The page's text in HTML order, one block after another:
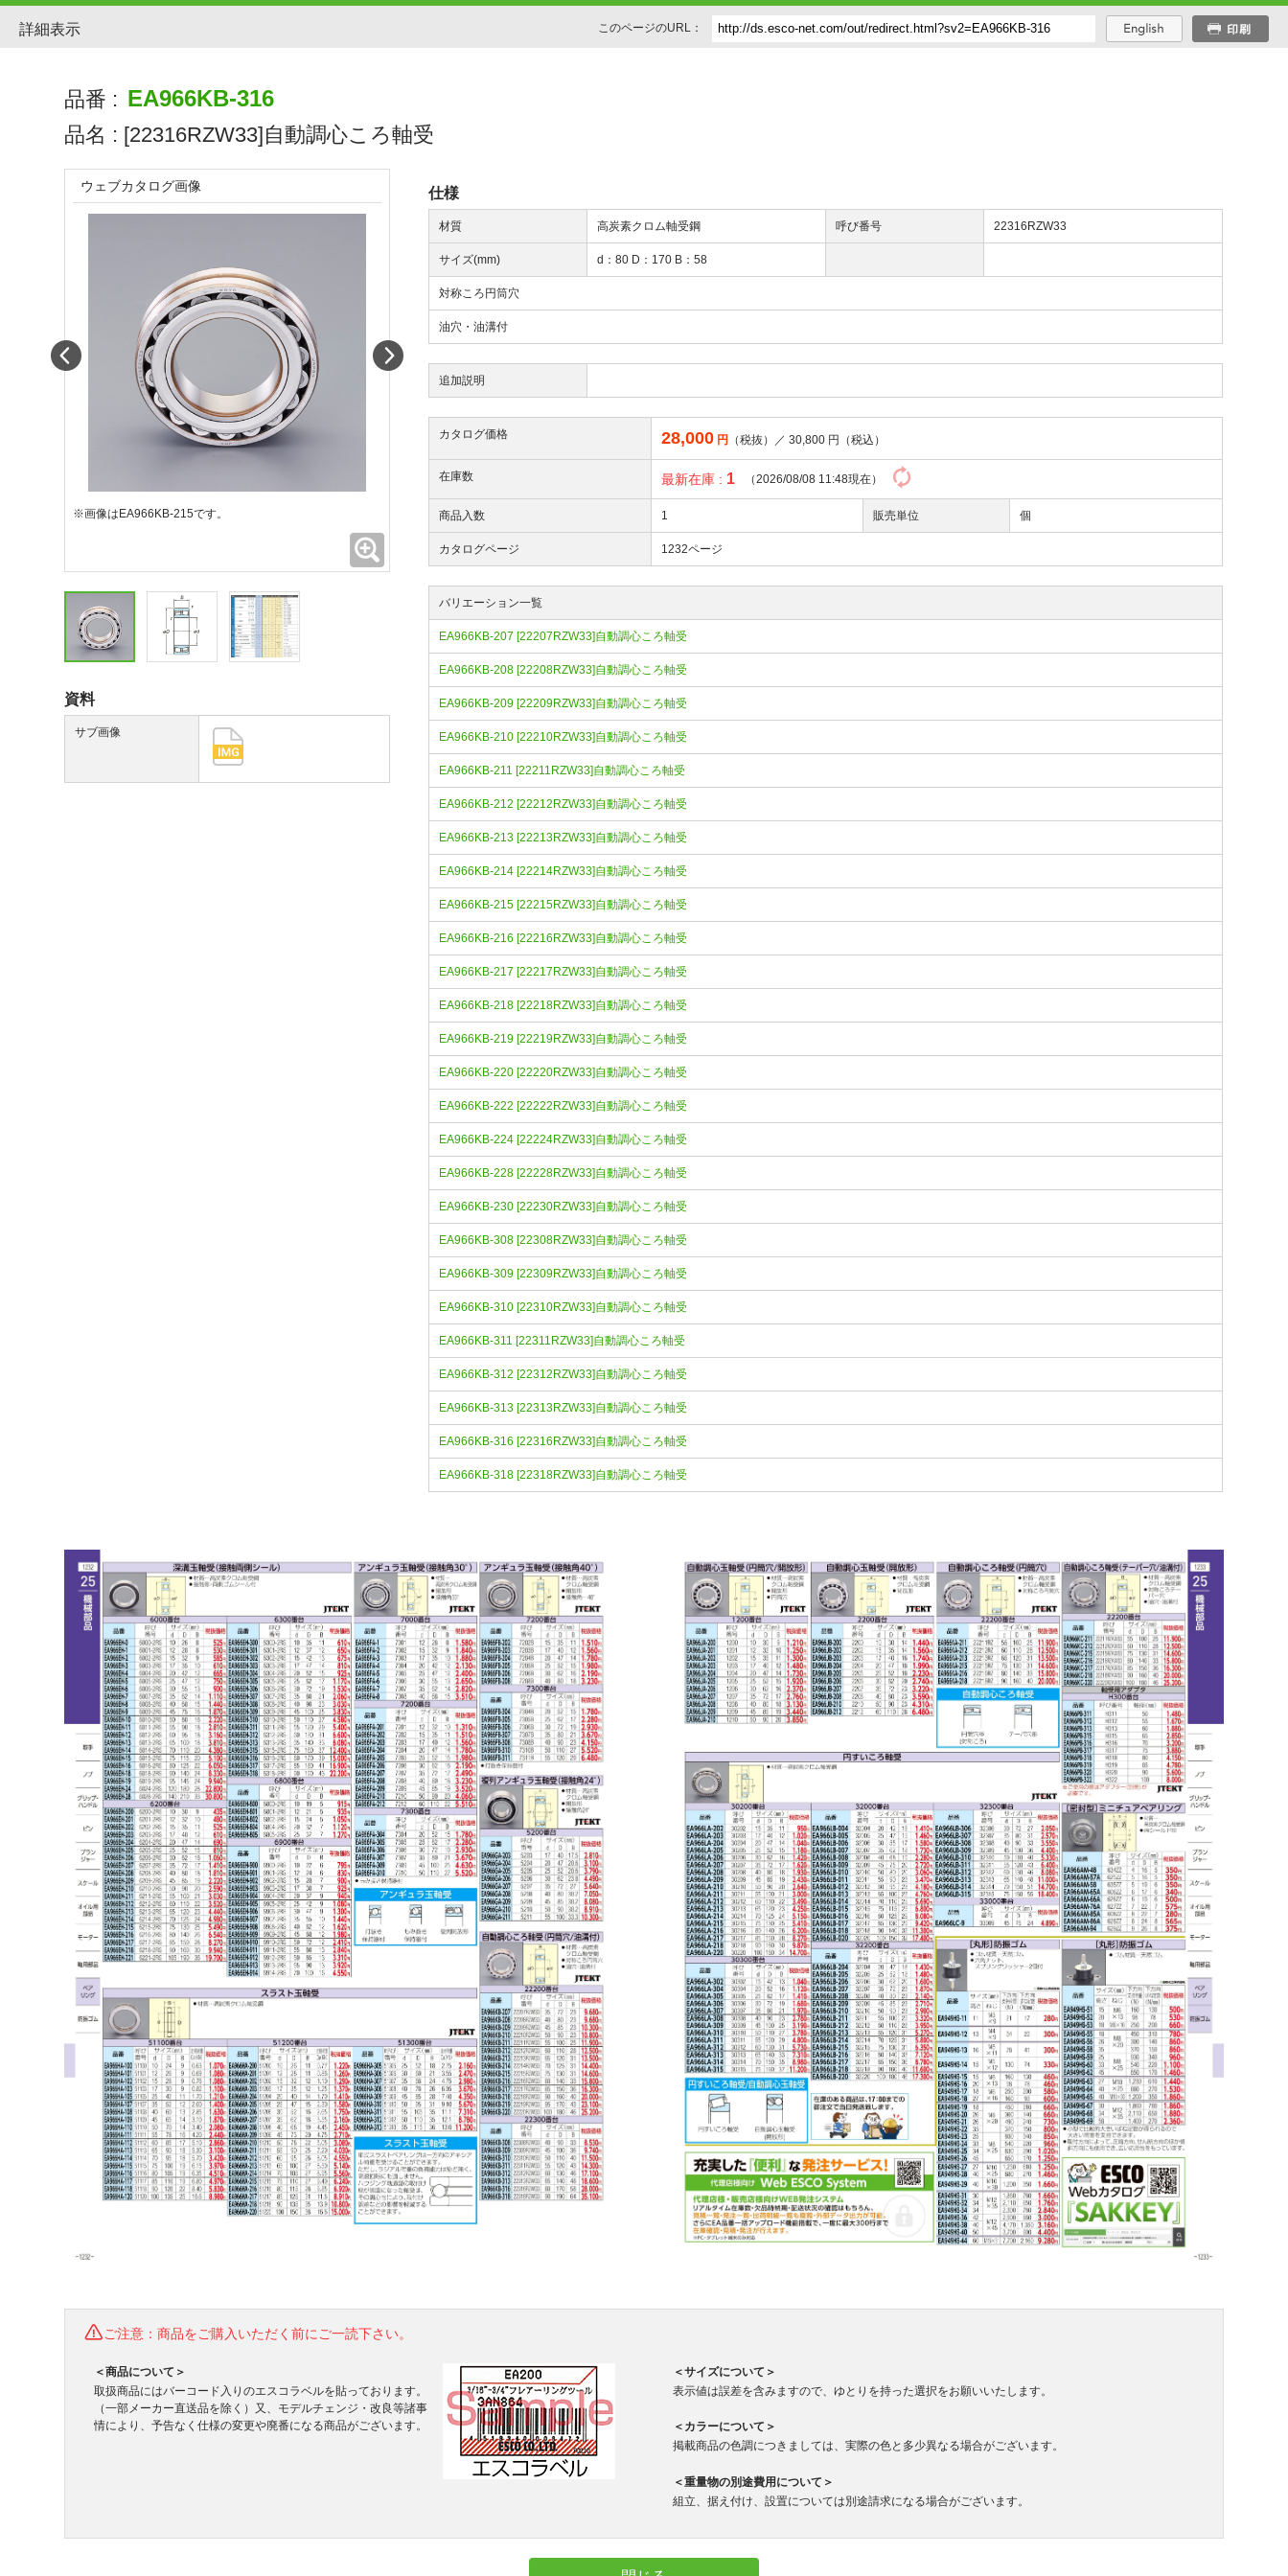
詳細表示 このページのURL：
品番 : EA966KB-316
品名 : [22316RZW33]自動調心ころ軸受
仕様
材質 高炭素クロム軸受鋼 呼び番号 22316RZW33
サイズ(mm) d：80 D：170 B：58
対称ころ円筒穴
油穴・油溝付
追加説明
カタログ価格 28,000 円 （税抜）／30,800 円（税込）
在庫数 最新在庫 : 1 （2026/08/08 11:48現在）
商品入数 1 販売単位 個
カタログページ 1232ページ
バリエーション一覧
EA966KB-207 [22207RZW33]自動調心ころ軸受
EA966KB-208 [22208RZW33]自動調心ころ軸受
EA966KB-209 [22209RZW33]自動調心ころ軸受
EA966KB-210 [22210RZW33]自動調心ころ軸受
EA966KB-211 [22211RZW33]自動調心ころ軸受
EA966KB-212 [22212RZW33]自動調心ころ軸受
EA966KB-213 [22213RZW33]自動調心ころ軸受
EA966KB-214 [22214RZW33]自動調心ころ軸受
EA966KB-215 [22215RZW33]自動調心ころ軸受
EA966KB-216 [22216RZW33]自動調心ころ軸受
EA966KB-217 [22217RZW33]自動調心ころ軸受
EA966KB-218 [22218RZW33]自動調心ころ軸受
EA966KB-219 [22219RZW33]自動調心ころ軸受
EA966KB-220 [22220RZW33]自動調心ころ軸受
EA966KB-222 [22222RZW33]自動調心ころ軸受
EA966KB-224 [22224RZW33]自動調心ころ軸受
EA966KB-228 [22228RZW33]自動調心ころ軸受
EA966KB-230 [22230RZW33]自動調心ころ軸受
EA966KB-308 [22308RZW33]自動調心ころ軸受
EA966KB-309 [22309RZW33]自動調心ころ軸受
EA966KB-310 [22310RZW33]自動調心ころ軸受
EA966KB-311 [22311RZW33]自動調心ころ軸受
EA966KB-312 [22312RZW33]自動調心ころ軸受
EA966KB-313 [22313RZW33]自動調心ころ軸受
EA966KB-316 [22316RZW33]自動調心ころ軸受
EA966KB-318 [22318RZW33]自動調心ころ軸受
ウェブカタログ画像
※画像はEA966KB-215です。
資料
サブ画像
ご注意：商品をご購入いただく前にご一読下さい。
＜商品について＞
取扱商品にはバーコード入りのエスコラベルを貼っております。
（一部メーカー直送品を除く）又、モデルチェンジ・改良等諸事
情により、予告なく仕様の変更や廃番になる商品がございます。
＜サイズについて＞
表示値は誤差を含みますので、ゆとりを持った選択をお願いいたします。
＜カラーについて＞
掲載商品の色調につきましては、実際の色と多少異なる場合がございます。
＜重量物の別途費用について＞
組立、据え付け、設置については別途請求になる場合がございます。